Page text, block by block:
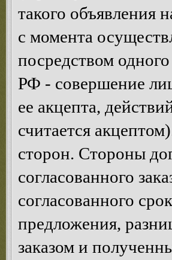
такого объявления
с момента
посредством
РФ - совершение
ее акцепта,
считается
сторон. Стороны
согласованного
согласованного
предложения,
заказом и